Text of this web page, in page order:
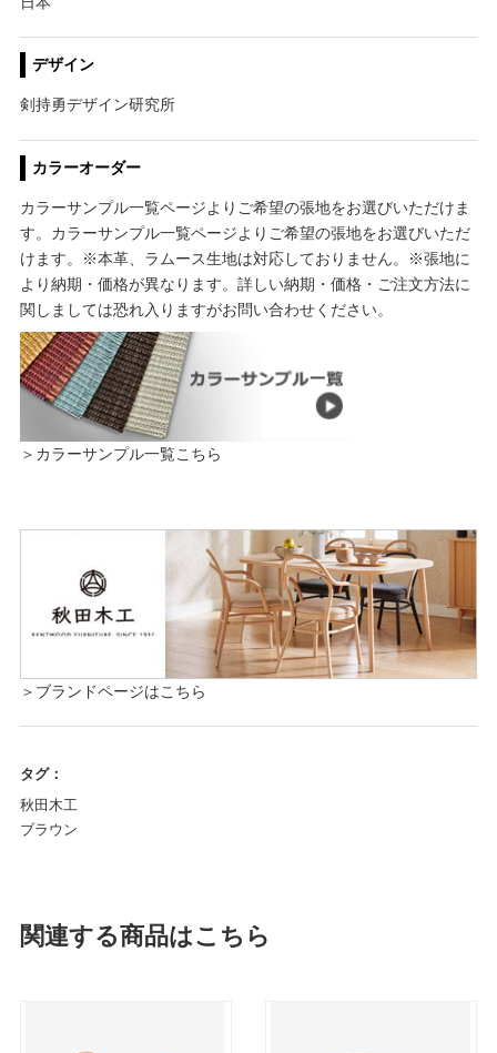
デザイン
剣持勇デザイン研究所
カラーオーダー
カラーサンプル一覧ページよりご希望の張地をお選びいただけま
す。カラーサンプル一覧ページよりご希望の張地をお選びいただ
けます。※本革、ラムース生地は対応しておりません。※張地に
より納期・価格が異なります。詳しい納期・価格・ご注文方法に
関しましては恐れ入りますがお問い合わせください。
＞カラーサンプル一覧こちら
＞ブランドページはこちら
タグ：
秋田木工
ブラウン
関連する商品はこちら